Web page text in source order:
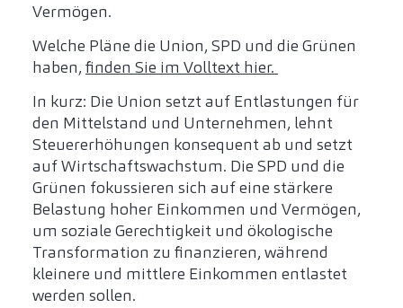
Vermögen.
Welche Pläne die Union, SPD und die Grünen
haben, finden Sie im Volltext hier.
In kurz: Die Union setzt auf Entlastungen für
den Mittelstand und Unternehmen, lehnt
Steuererhöhungen konsequent ab und setzt
auf Wirtschaftswachstum. Die SPD und die
Grünen fokussieren sich auf eine stärkere
Belastung hoher Einkommen und Vermögen,
um soziale Gerechtigkeit und ökologische
Transformation zu finanzieren, während
kleinere und mittlere Einkommen entlastet
werden sollen.